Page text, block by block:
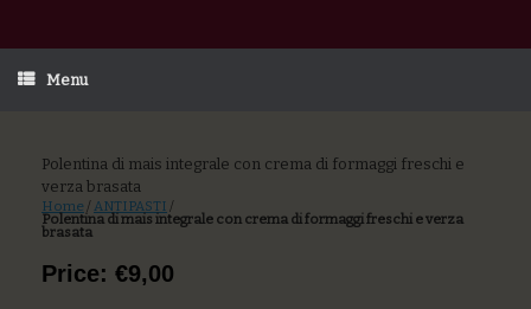
Menu
Polentina di mais integrale con crema di formaggi freschi e
verza brasata
Home /ANTIPASTI /
Polentina di mais integrale con crema di formaggi freschi e verza
brasata
Price: €9,00